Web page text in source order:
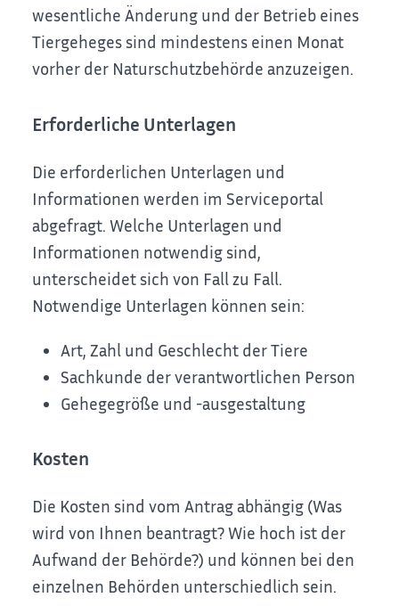
wesentliche Änderung und der Betrieb eines
Tiergeheges sind mindestens einen Monat
vorher der Naturschutzbehörde anzuzeigen.
Erforderliche Unterlagen
Die erforderlichen Unterlagen und
Informationen werden im Serviceportal
abgefragt. Welche Unterlagen und
Informationen notwendig sind,
unterscheidet sich von Fall zu Fall.
Notwendige Unterlagen können sein:
Art, Zahl und Geschlecht der Tiere
Sachkunde der verantwortlichen Person
Gehegegröße und -ausgestaltung
Kosten
Die Kosten sind vom Antrag abhängig (Was
wird von Ihnen beantragt? Wie hoch ist der
Aufwand der Behörde?) und können bei den
einzelnen Behörden unterschiedlich sein.